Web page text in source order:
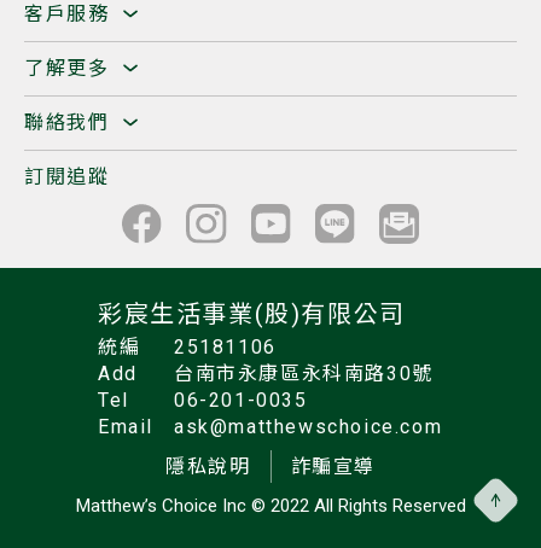
客戶服務
了解更多
聯絡我們
訂閱追蹤
彩宸生活事業(股)有限公司
統編
25181106
Add
台南市永康區永科南路30號
Tel
06-201-0035
Email
ask@matthewschoice.com
隱私說明
詐騙宣導
Matthew’s Choice Inc © 2022 All Rights Reserved